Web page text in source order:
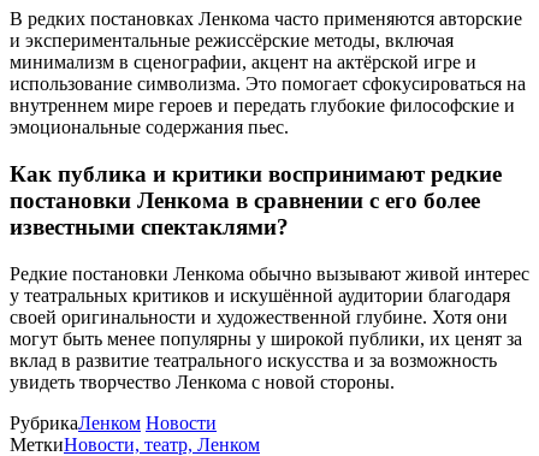
В редких постановках Ленкома часто применяются авторские
и экспериментальные режиссёрские методы, включая
минимализм в сценографии, акцент на актёрской игре и
использование символизма. Это помогает сфокусироваться на
внутреннем мире героев и передать глубокие философские и
эмоциональные содержания пьес.
Как публика и критики воспринимают редкие
постановки Ленкома в сравнении с его более
известными спектаклями?
Редкие постановки Ленкома обычно вызывают живой интерес
у театральных критиков и искушённой аудитории благодаря
своей оригинальности и художественной глубине. Хотя они
могут быть менее популярны у широкой публики, их ценят за
вклад в развитие театрального искусства и за возможность
увидеть творчество Ленкома с новой стороны.
РубрикаЛенком Новости
МеткиНовости, театр, Ленком